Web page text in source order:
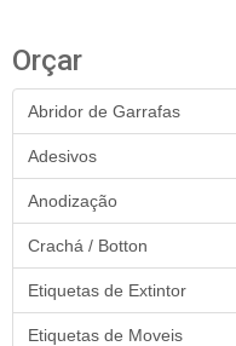
Orçar
Abridor de Garrafas
Adesivos
Anodização
Crachá / Botton
Etiquetas de Extintor
Etiquetas de Moveis